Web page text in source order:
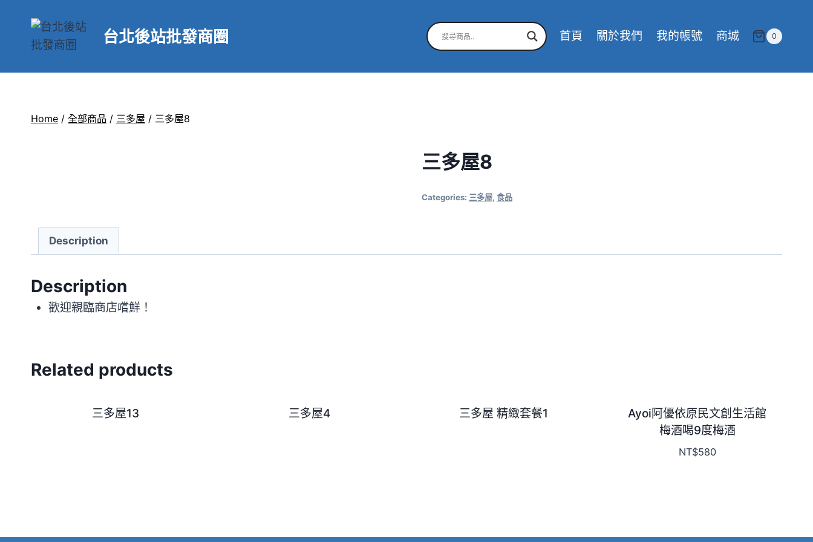
台北後站批發商圈 首頁 關於我們 我的帳號 商城 0
Home / 全部商品 / 三多屋 / 三多屋8
三多屋8
Categories: 三多屋, 食品
Description
Description
歡迎親臨商店嚐鮮！
Related products
三多屋13 三多屋4 三多屋 精緻套餐1
Ayoi阿優依原民文創生活館
梅酒喝9度梅酒
NT$580